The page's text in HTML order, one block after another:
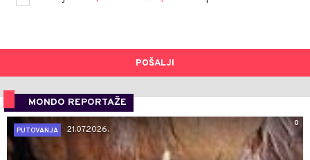
POŠALJI
MONDO REPORTAŽE
0
PUTOVANJA
21.07.2026.